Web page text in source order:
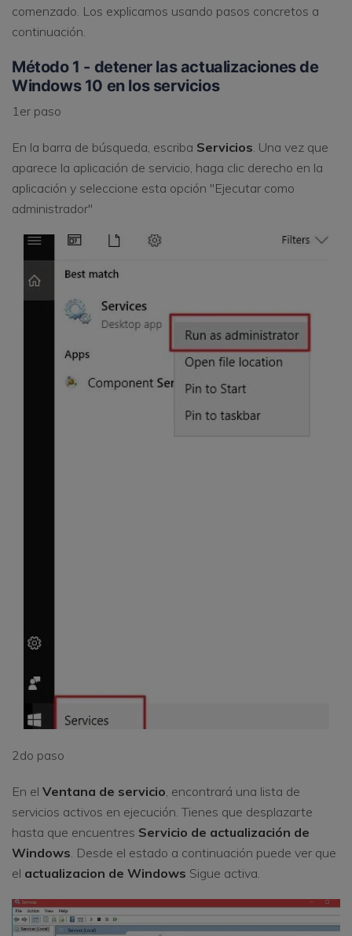
comenzado. Los explicamos usando pasos concretos a
continuación.
Método 1 - detener las actualizaciones de
Windows 10 en los servicios
1er paso
En la barra de búsqueda, escriba Servicios . Una vez que
aparece la aplicación de servicio, haga clic derecho en la
aplicación y seleccione esta opción "Ejecutar como
administrador"
2do paso
En el Ventana de servicio , encontrará una lista de
servicios activos en ejecución. Tienes que desplazarte
hasta que encuentres Servicio de actualización de
Windows . Desde el estado a continuación puede ver que
el actualizacion de Windows Sigue activa.